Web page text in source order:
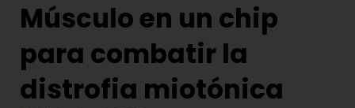
Músculo en un chip
para combatir la
distrofia miotónica